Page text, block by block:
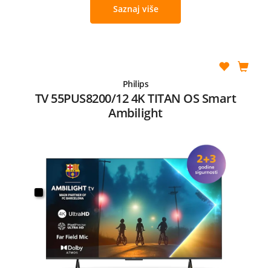
Saznaj više
Philips
TV 55PUS8200/12 4K TITAN OS Smart
Ambilight